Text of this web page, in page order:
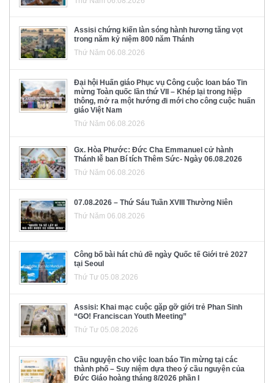
Assisi chứng kiến làn sóng hành hương tăng vọt
trong năm kỷ niệm 800 năm Thánh
Thứ Năm 06.08.2026
Đại hội Huấn giáo Phục vụ Công cuộc loan báo Tin
mừng Toàn quốc lần thứ VII – Khép lại trong hiệp
thông, mở ra một hướng đi mới cho công cuộc huấn
giáo Việt Nam
Thứ Năm 06.08.2026
Gx. Hòa Phước: Đức Cha Emmanuel cử hành
Thánh lễ ban Bí tích Thêm Sức- Ngày 06.08.2026
Thứ Năm 06.08.2026
07.08.2026 – Thứ Sáu Tuần XVIII Thường Niên
Thứ Năm 06.08.2026
Công bố bài hát chủ đề ngày Quốc tế Giới trẻ 2027
tại Seoul
Thứ Tư 05.08.2026
Assisi: Khai mạc cuộc gặp gỡ giới trẻ Phan Sinh
“GO! Franciscan Youth Meeting”
Thứ Tư 05.08.2026
Cầu nguyện cho việc loan báo Tin mừng tại các
thành phố – Suy niệm dựa theo ý cầu nguyện của
Đức Giáo hoàng tháng 8/2026 phần I